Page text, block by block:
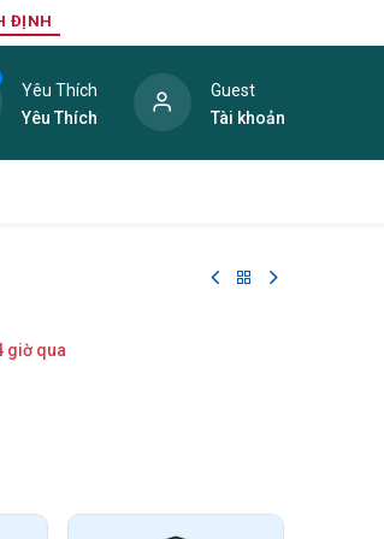
ĐỊNH
Yêu Thích
Yêu Thích
Guest
Tài khoản
giờ qua